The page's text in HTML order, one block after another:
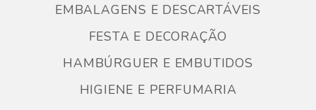
EMBALAGENS E DESCARTÁVEIS
FESTA E DECORAÇÃO
HAMBÚRGUER E EMBUTIDOS
HIGIENE E PERFUMARIA